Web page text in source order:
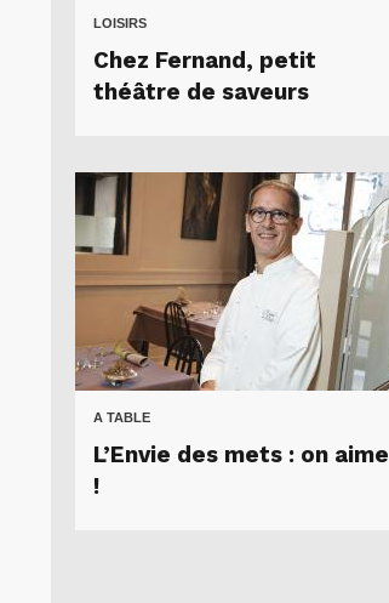
LOISIRS
Chez Fernand, petit
théâtre de saveurs
A TABLE
L’Envie des mets : on aime
!